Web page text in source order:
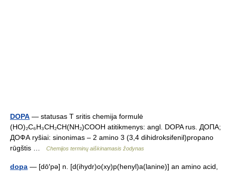
DOPA — statusas T sritis chemija formulė
(HO)₂C₆H₃CH₂CH(NH₂)COOH atitikmenys: angl. DOPA rus. ДОПА;
ДОФА ryšiai: sinonimas – 2 amino 3 (3,4 dihidroksifenil)propano
rūgštis …
Chemijos terminų aiškinamasis žodynas
dopa — [dō′pə] n. [d(ihydr)o(xy)p(henyl)a(lanine)] an amino acid,